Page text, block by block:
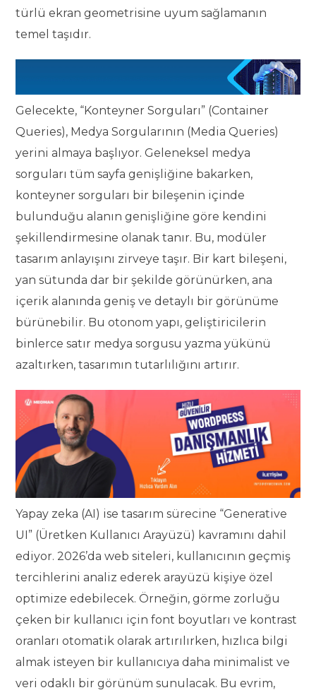
türlü ekran geometrisine uyum sağlamanın
temel taşıdır.
Gelecekte, “Konteyner Sorguları” (Container
Queries), Medya Sorgularının (Media Queries)
yerini almaya başlıyor. Geleneksel medya
sorguları tüm sayfa genişliğine bakarken,
konteyner sorguları bir bileşenin içinde
bulunduğu alanın genişliğine göre kendini
şekillendirmesine olanak tanır. Bu, modüler
tasarım anlayışını zirveye taşır. Bir kart bileşeni,
yan sütunda dar bir şekilde görünürken, ana
içerik alanında geniş ve detaylı bir görünüme
bürünebilir. Bu otonom yapı, geliştiricilerin
binlerce satır medya sorgusu yazma yükünü
azaltırken, tasarımın tutarlılığını artırır.
Yapay zeka (AI) ise tasarım sürecine “Generative
UI” (Üretken Kullanıcı Arayüzü) kavramını dahil
ediyor. 2026’da web siteleri, kullanıcının geçmiş
tercihlerini analiz ederek arayüzü kişiye özel
optimize edebilecek. Örneğin, görme zorluğu
çeken bir kullanıcı için font boyutları ve kontrast
oranları otomatik olarak artırılırken, hızlıca bilgi
almak isteyen bir kullanıcıya daha minimalist ve
veri odaklı bir görünüm sunulacak. Bu evrim,